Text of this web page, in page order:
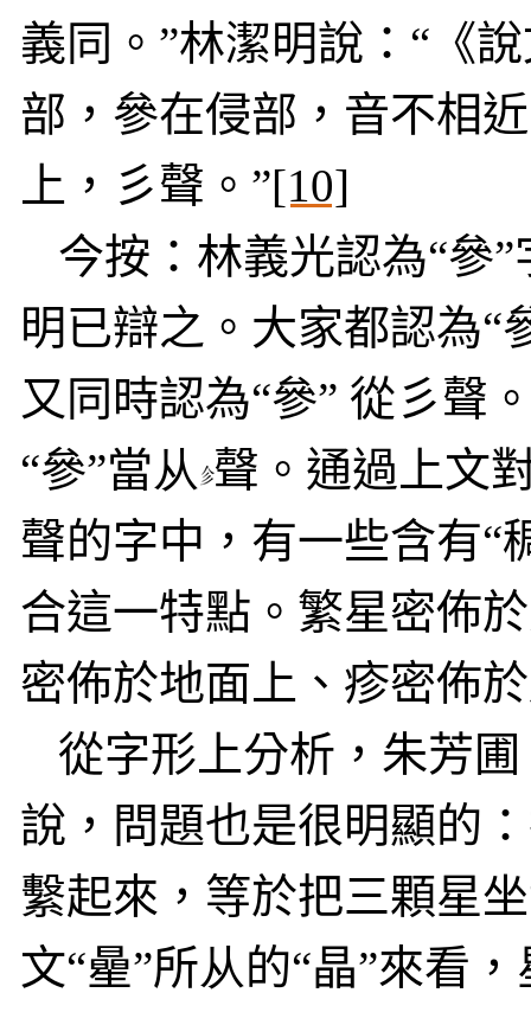
義同。”林潔明說：“《
部，參在侵部，音不相
上，彡聲。”[10]
今按：林義光認為“參”
明已辯之。大家都認為“
又同時認為“參” 從彡聲
“參”當从 聲。通過上文
聲的字中，有一些含有“
合這一特點。繁星密佈
密佈於地面上、疹密佈
從字形上分析，朱芳
說，問題也是很明顯的
繫起來，等於把三顆星
文“曐”所从的“晶”來看